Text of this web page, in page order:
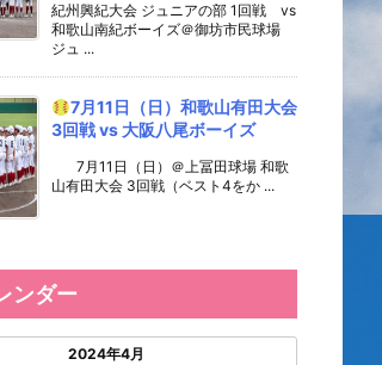
紀州興紀大会 ジュニアの部 1回戦 vs
和歌山南紀ボーイズ＠御坊市民球場
ジュ ...
7月11日（日）和歌山有田大会
3回戦 vs 大阪八尾ボーイズ
7月11日（日）＠上冨田球場 和歌
山有田大会 3回戦（ベスト4をか ...
ンダー
2024年4月